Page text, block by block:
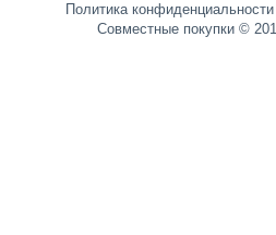
Политика конфиденциальности
Совместные покупки ©